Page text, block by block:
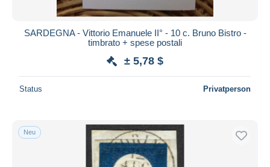
SARDEGNA - Vittorio Emanuele II° - 10 c. Bruno Bistro -
timbrato + spese postali
± 5,78 $
Status Privatperson
Neu